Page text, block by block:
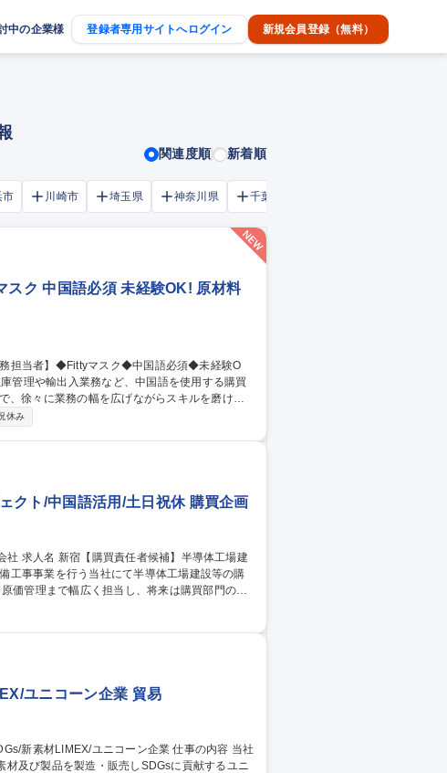
中の企業様 登録者専用サイトへログイン 新規会員登録（無料）
関連度順 新着順
市 川崎市 埼玉県 神奈川県 千葉市
スク 中国語必須 未経験OK! 原材料
、徐々に業務の幅を広げながらスキルを磨ける
担当
休み
クト/中国語活用/土日祝休 購買企画
場建
価管理まで幅広く担当し、将来は購買部門の中
ユニコーン企業 貿易
及び製品を製造・販売しSDGsに貢献するユニ